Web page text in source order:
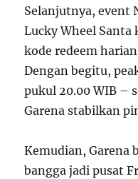
Selanjutnya, event
Lucky Wheel
kode redeem
Dengan begitu,
pukul 20.00 WIB –
Garena stabilkan
Kemudian, Garena
bangga jadi pusat